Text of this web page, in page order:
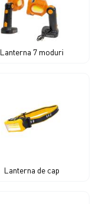
Lanterna 7 moduri
Lanterna de cap